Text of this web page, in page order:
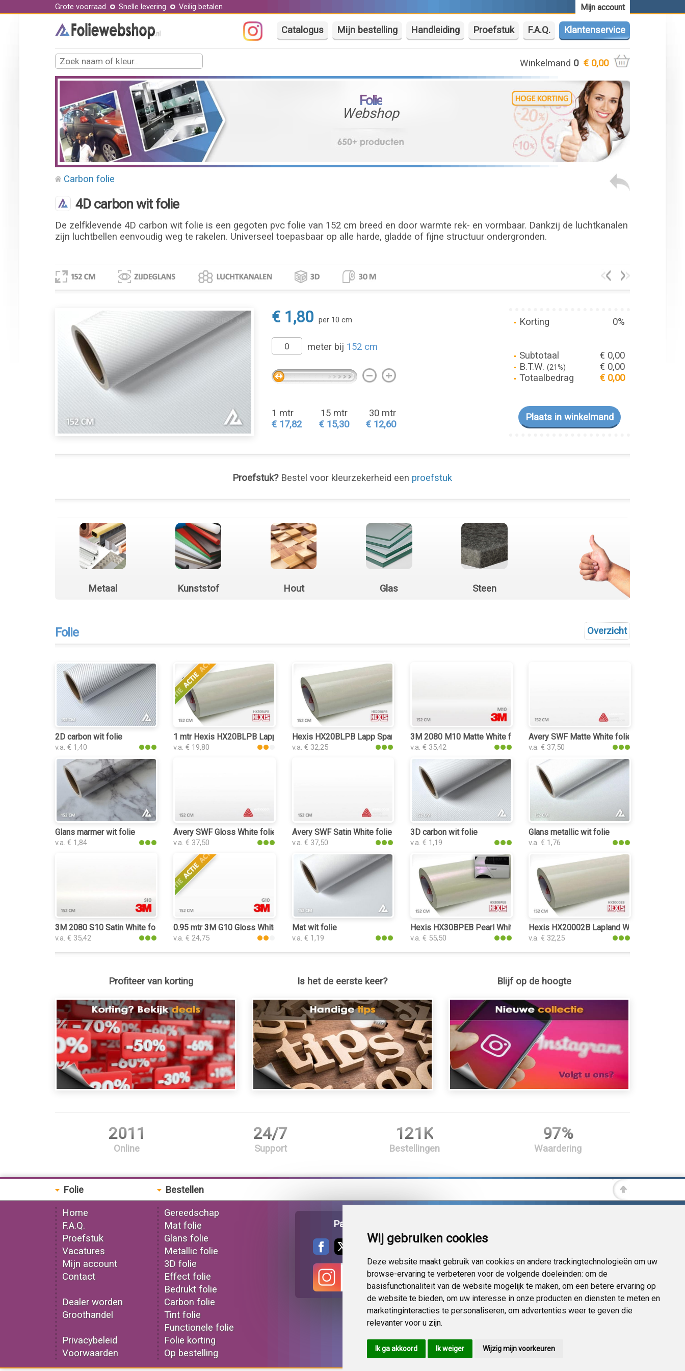
Wij gebruiken cookies
Deze website maakt gebruik van cookies en andere trackingtechnologieën om uw
browse-ervaring te verbeteren voor de volgende doeleinden: om de
basisfunctionaliteit van de website mogelijk te maken, om een betere ervaring op
de website te bieden, om uw interesse in onze producten en diensten te meten en
marketinginteracties te personaliseren, om advertenties weer te geven die
relevanter voor u zijn.
Ik ga akkoord Ik weiger Wijzig mijn voorkeuren
Mijn account
Grote voorraad Snelle levering Veilig betalen
Catalogus Mijn bestelling Handleiding Proefstuk F.A.Q. Klantenservice
Winkelmand 0 € 0,00
Folie
Webshop
Carbon folie
4D carbon wit folie
De zelfklevende 4D carbon wit folie is een gegoten pvc folie van 152 cm breed en door warmte rek- en vormbaar. Dankzij de luchtkanalen
zijn luchtbellen eenvoudig weg te rakelen. Universeel toepasbaar op alle harde, gladde of fijne structuur ondergronden.
€ 1,80 per 10 cm
meter bij 152 cm
1 mtr
€ 17,82
15 mtr
€ 15,30
30 mtr
€ 12,60
Korting 0%
Subtotaal
€ 0,00
B.T.W. (21%)
€ 0,00
Totaalbedrag
€ 0,00
Proefstuk?Bestel voor kleurzekerheid een proefstuk
Metaal Kunststof Hout Glas Steen
Overzicht
Folie
2D carbon wit folie
v.a. € 1,40
1 mtr Hexis HX20BLPB Lapp Sparkle White Gloss
v.a. € 19,80
Hexis HX20BLPB Lapp Sparkle White Gloss folie
v.a. € 32,25
3M 2080 M10 Matte White folie
v.a. € 35,42
Avery SWF Matte White folie
v.a. € 37,50
Glans marmer wit folie
v.a. € 1,84
Avery SWF Gloss White folie
v.a. € 37,50
Avery SWF Satin White folie
v.a. € 37,50
3D carbon wit folie
v.a. € 1,19
Glans metallic wit folie
v.a. € 1,76
3M 2080 S10 Satin White folie
v.a. € 35,42
0.95 mtr 3M G10 Gloss White
v.a. € 24,75
Mat wit folie
v.a. € 1,19
Hexis HX30BPEB Pearl White Gloss folie
v.a. € 55,50
Hexis HX20002B Lapland White Gloss folie
v.a. € 32,25
Profiteer van korting Is het de eerste keer? Blijf op de hoogte
2011
Online
24/7
Support
121K
Bestellingen
97%
Waardering
Folie
Home
F.A.Q.
Proefstuk
Vacatures
Mijn account
Contact
Dealer worden
Groothandel
Privacybeleid
Voorwaarden
Bestellen
Gereedschap
Mat folie
Glans folie
Metallic folie
3D folie
Effect folie
Bedrukt folie
Carbon folie
Tint folie
Functionele folie
Folie korting
Op bestelling
Pagina delen